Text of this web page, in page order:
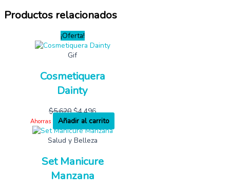
Productos relacionados
¡Oferta!
Gif
Cosmetiquera
Dainty
$5,620 $4,496
Ahorras
Añadir al carrito
Salud y Belleza
Set Manicure
Manzana